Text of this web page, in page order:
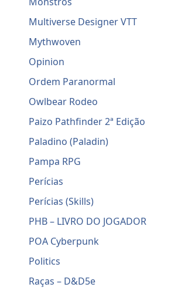
Multiverse Designer VTT
Mythwoven
Opinion
Ordem Paranormal
Owlbear Rodeo
Paizo Pathfinder 2ª Edição
Paladino (Paladin)
Pampa RPG
Perícias
Perícias (Skills)
PHB – LIVRO DO JOGADOR
POA Cyberpunk
Politics
Raças – D&D5e